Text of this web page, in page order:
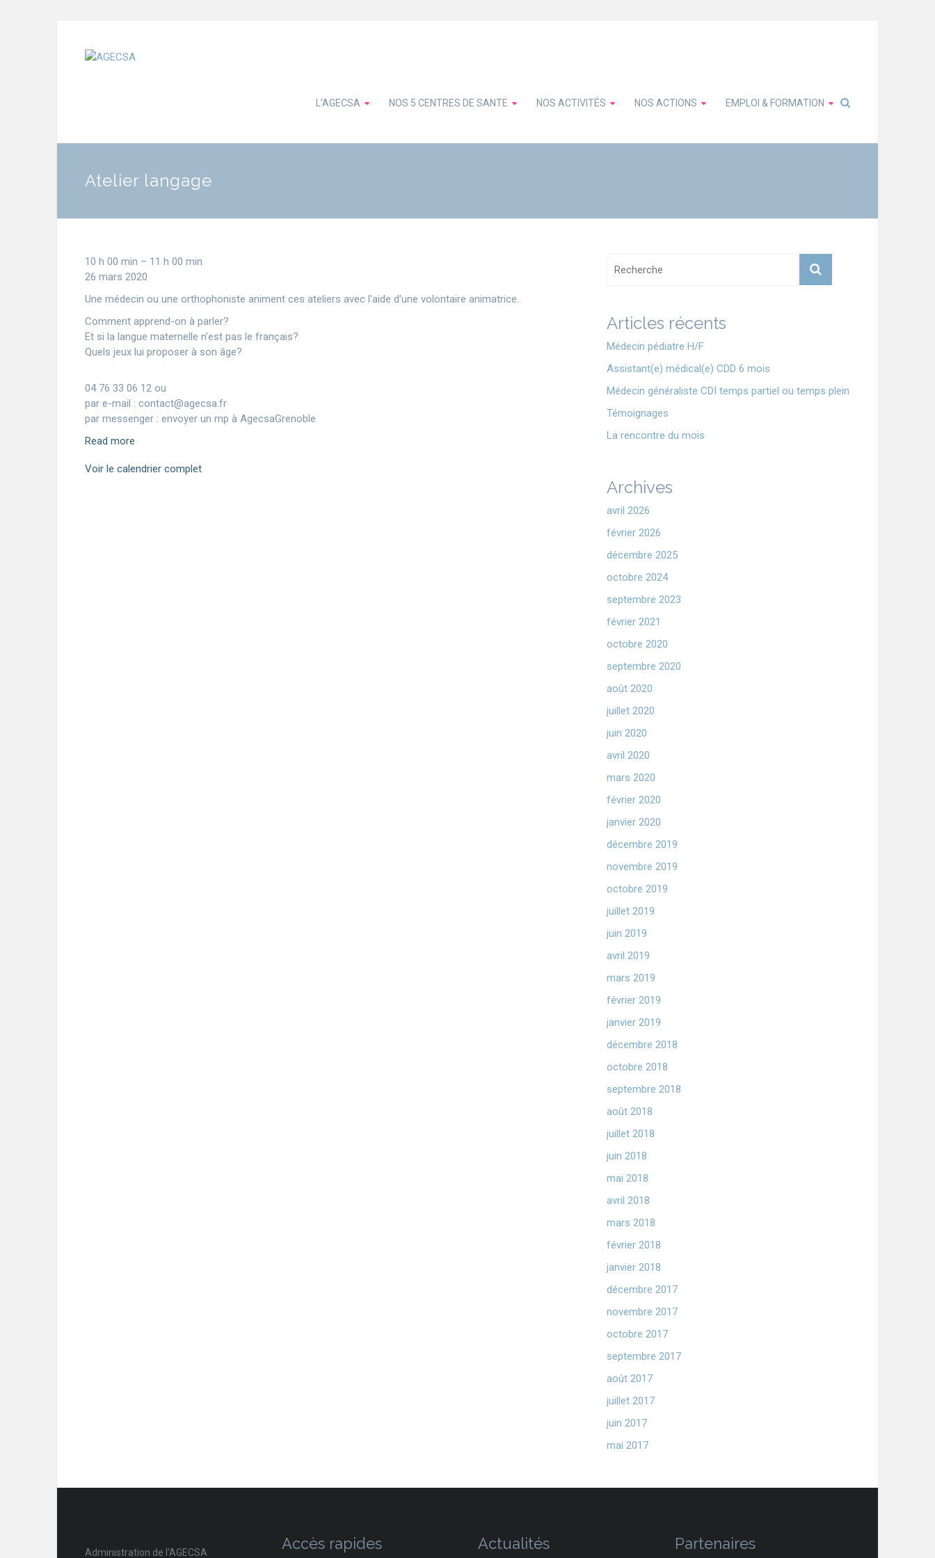
L’AGECSA NOS 5 CENTRES DE SANTE NOS ACTIVITÉS NOS ACTIONS EMPLOI & FORMATION
Atelier langage
10 h 00 min – 11 h 00 min
26 mars 2020
Une médecin ou une orthophoniste animent ces ateliers avec l'aide d'une volontaire animatrice.
Comment apprend-on à parler?
Et si la langue maternelle n'est pas le français?
Quels jeux lui proposer à son âge?
04 76 33 06 12 ou
par e-mail : contact@agecsa.fr
par messenger : envoyer un mp à AgecsaGrenoble
Read more
Voir le calendrier complet
Articles récents
Médecin pédiatre H/F
Assistant(e) médical(e) CDD 6 mois
Médecin généraliste CDI temps partiel ou temps plein
Témoignages
La rencontre du mois
Archives
avril 2026
février 2026
décembre 2025
octobre 2024
septembre 2023
février 2021
octobre 2020
septembre 2020
août 2020
juillet 2020
juin 2020
avril 2020
mars 2020
février 2020
janvier 2020
décembre 2019
novembre 2019
octobre 2019
juillet 2019
juin 2019
avril 2019
mars 2019
février 2019
janvier 2019
décembre 2018
octobre 2018
septembre 2018
août 2018
juillet 2018
juin 2018
mai 2018
avril 2018
mars 2018
février 2018
janvier 2018
décembre 2017
novembre 2017
octobre 2017
septembre 2017
août 2017
juillet 2017
juin 2017
mai 2017
Administration de l'AGECSA Accès rapides Actualités Partenaires